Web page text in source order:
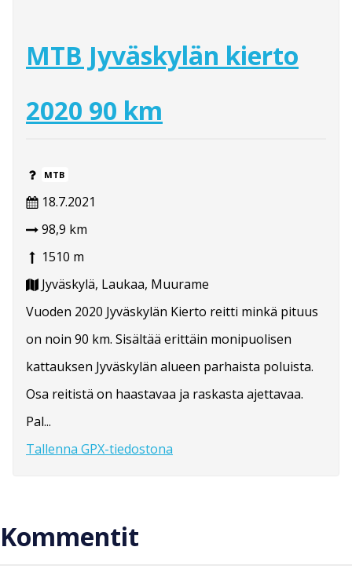
MTB Jyväskylän kierto
2020 90 km
MTB
18.7.2021
98,9 km
1510 m
Jyväskylä, Laukaa, Muurame
Vuoden 2020 Jyväskylän Kierto reitti minkä pituus
on noin 90 km. Sisältää erittäin monipuolisen
kattauksen Jyväskylän alueen parhaista poluista.
Osa reitistä on haastavaa ja raskasta ajettavaa.
Pal...
Tallenna GPX-tiedostona
Kommentit